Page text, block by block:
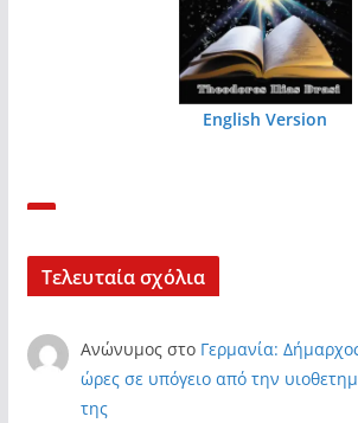
English Version
Τελευταία σχόλια
Ανώνυμος στο Γερμανία:
ώρες σε υπόγειο από την
της